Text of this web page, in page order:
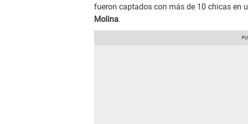
fueron captados con más de 10 chicas en
Molina.